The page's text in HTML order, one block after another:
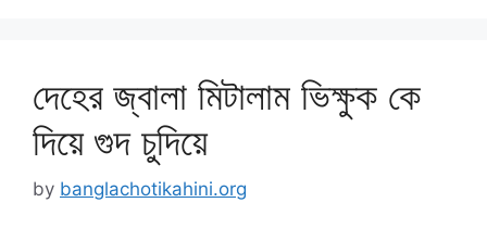
দেহের জ্বালা মিটালাম ভিক্ষুক কে
দিয়ে গুদ চুদিয়ে
by banglachotikahini.org